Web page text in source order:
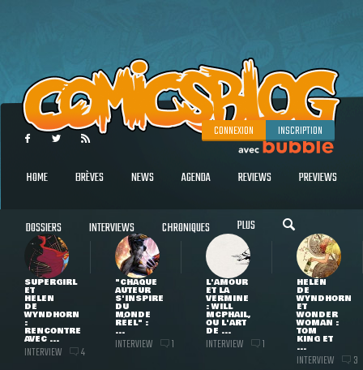
CONNEXION INSCRIPTION
HOME BRÈVES NEWS AGENDA REVIEWS PREVIEWS
DOSSIERS INTERVIEWS CHRONIQUES PLUS
SUPERGIRL
ET
HELEN
DE
WYNDHORN
:
RENCONTRE
AVEC ...
INTERVIEW 4
"CHAQUE
AUTEUR
S'INSPIRE
DU
MONDE
RÉEL" :
...
INTERVIEW 1
L'AMOUR
ET LA
VERMINE
: WILL
MCPHAIL,
OU L'ART
DE ...
INTERVIEW 1
HELEN
DE
WYNDHORN
ET
WONDER
WOMAN :
TOM
KING ET
...
INTERVIEW 3